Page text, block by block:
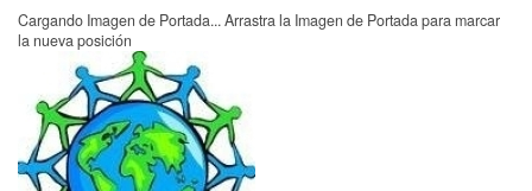
Cargando Imagen de Portada... Arrastra la Imagen de Portada para marcar
la nueva posición